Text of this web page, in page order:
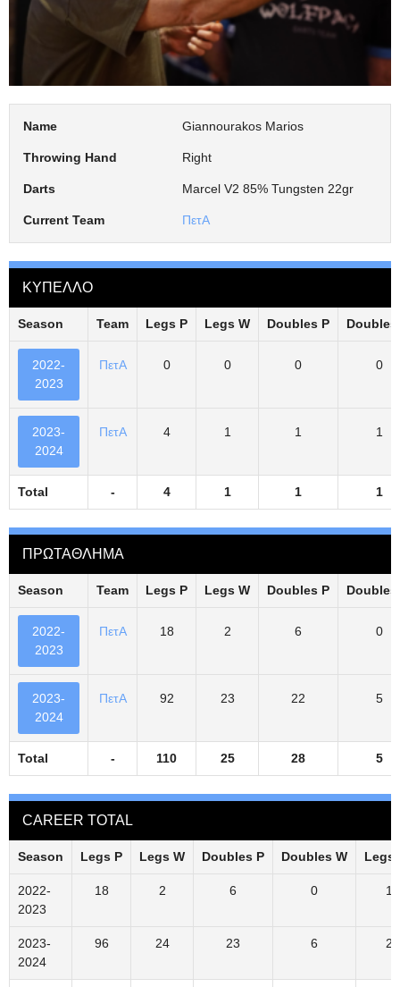
Name Giannourakos Marios
Throwing Hand Right
Darts Marcel V2 85% Tungsten 22gr
Current Team ΠετΑ
ΚΥΠΕΛΛΟ
Season Team Legs P Legs W Doubles P Doubles
2022-
2023
ΠετΑ 0 0 0 0
2023-
2024
ΠετΑ 4 1 1 1
Total - 4 1 1 1
ΠΡΩΤΑΘΛΗΜΑ
Season Team Legs P Legs W Doubles P Doubles
2022-
2023
ΠετΑ 18 2 6 0
2023-
2024
ΠετΑ 92 23 22 5
Total - 110 25 28 5
CAREER TOTAL
Season Legs P Legs W Doubles P Doubles W Legs
2022-
2023
18 2 6 0 11
2023-
2024
96 24 23 6 25